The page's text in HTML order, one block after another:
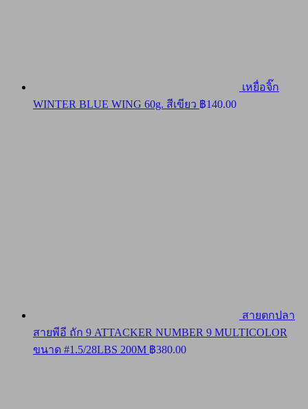
เหยื่อจิ๊ก
WINTER BLUE WING 60g. สีเขียว ฿140.00
สายตกปลา
สายพีอี ถัก 9 ATTACKER NUMBER 9 MULTICOLOR
ขนาด #1.5/28LBS 200M ฿380.00